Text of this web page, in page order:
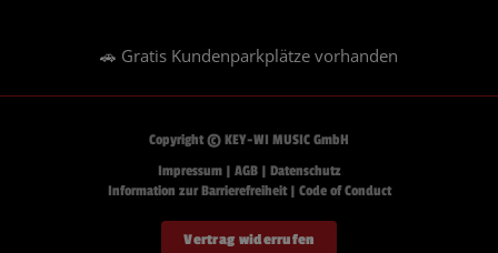
🚗 Gratis Kundenparkplätze vorhanden
Copyright © KEY-WI MUSIC GmbH
Impressum| AGB| Datenschutz
Information zur Barrierefreiheit| Code of Conduct
Vertrag widerrufen